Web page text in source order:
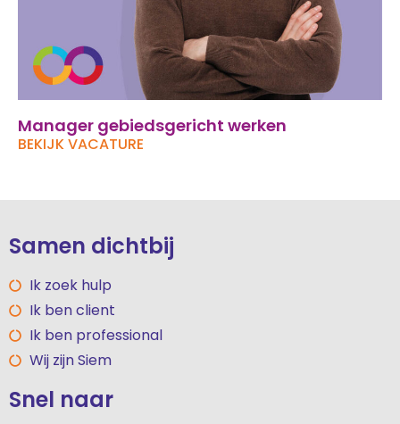
Manager gebiedsgericht werken
BEKIJK VACATURE
Samen dichtbij
Ik zoek hulp
Ik ben client
Ik ben professional
Wij zijn Siem
Snel naar